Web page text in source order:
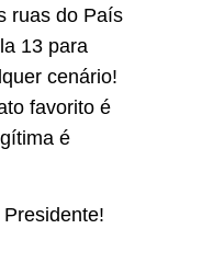
ruas do País
13 para
cenário!
favorito é
é